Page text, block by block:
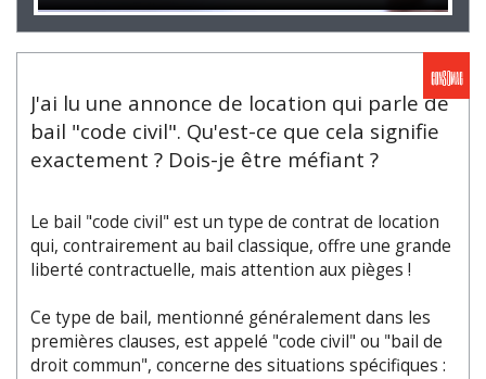
J'ai lu une annonce de location qui parle de
bail "code civil". Qu'est-ce que cela signifie
exactement ? Dois-je être méfiant ?
Le bail "code civil" est un type de contrat de location
qui, contrairement au bail classique, offre une grande
liberté contractuelle, mais attention aux pièges !
Ce type de bail, mentionné généralement dans les
premières clauses, est appelé "code civil" ou "bail de
droit commun", concerne des situations spécifiques :